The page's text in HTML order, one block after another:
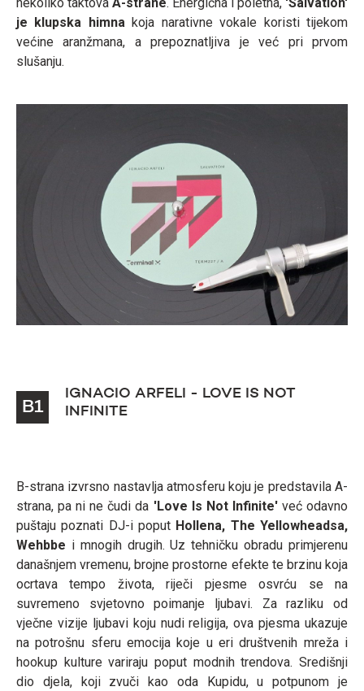
je klupska himna koja narativne vokale koristi tijekom
većine aranžmana, a prepoznatljiva je već pri prvom
slušanju.
B1
IGNACIO ARFELI - LOVE IS NOT
INFINITE
B-strana izvrsno nastavlja atmosferu koju je predstavila A-
strana, pa ni ne čudi da 'Love Is Not Infinite'već odavno
puštaju poznati DJ-i poput Hollena, The Yellowheadsa,
Wehbbe i mnogih drugih. Uz tehničku obradu primjerenu
današnjem vremenu, brojne prostorne efekte te brzinu koja
ocrtava tempo života, riječi pjesme osvrću se na
suvremeno svjetovno poimanje ljubavi. Za razliku od
vječne vizije ljubavi koju nudi religija, ova pjesma ukazuje
na potrošnu sferu emocija koje u eri društvenih mreža i
hookup kulture variraju poput modnih trendova. Središnji
dio djela, koji zvuči kao oda Kupidu, u potpunom je